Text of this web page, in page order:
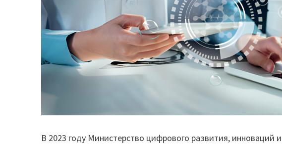
В 2023 году Министерство цифрового развития, инноваций